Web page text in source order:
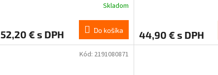
Skladom
52,20 € s DPH Do košíka 44,90 € s DPH
Kód: 2191080871